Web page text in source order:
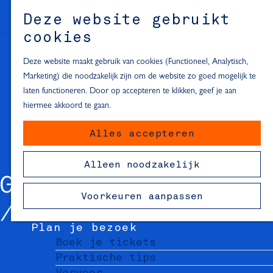
Deze website gebruikt
cookies
Deze website maakt gebruik van cookies (Functioneel, Analytisch,
Marketing) die noodzakelijk zijn om de website zo goed mogelijk te
laten functioneren. Door op accepteren te klikken, geef je aan
hiermee akkoord te gaan.
Alles accepteren
Alleen noodzakelijk
Voorkeuren aanpassen
M
e
n
u
Inspiratie voor een dagje Delft
Dagje naar het strand
Fietsen in de omgeving van Delft
Must-see attracties in de buurt
van Delft
Blijven slapen
24 uur in Delft
48 uur in Delft
72 uur in Delft
Overnachtingslocaties in Delft
Plan je bezoek
Boek je tickets
Praktische tips
GALERIE ARTLINE